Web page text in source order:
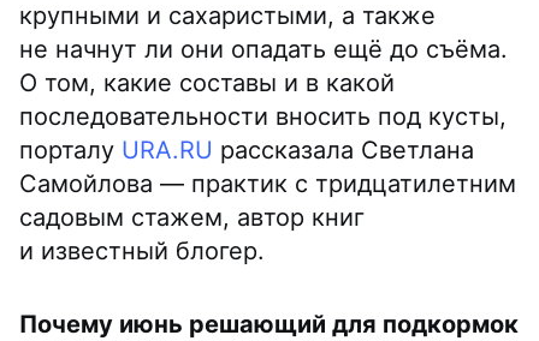
крупными и сахаристыми, а также
не начнут ли они опадать ещё до съёма.
О том, какие составы и в какой
последовательности вносить под кусты,
порталу URA.RU рассказала Светлана
Самойлова — практик с тридцатилетним
садовым стажем, автор книг
и известный блогер.
Почему июнь решающий для подкормок